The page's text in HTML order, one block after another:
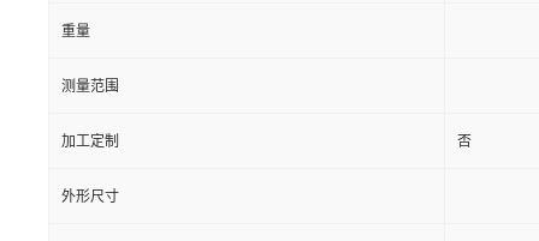
重量
测量范围
加工定制 否
外形尺寸